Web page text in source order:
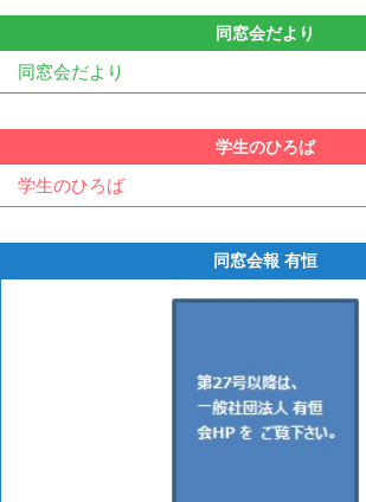
同窓会だより
同窓会だより
学生のひろば
学生のひろば
同窓会報 有恒